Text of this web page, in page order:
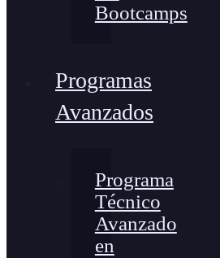
Bootcamps
Programas
Avanzados
Programa
Técnico
Avanzado
en